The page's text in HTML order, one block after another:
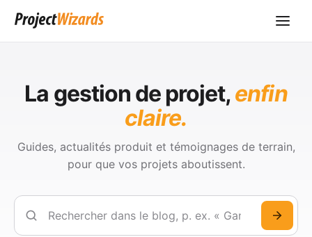
La gestion de projet,enfin
claire.
Guides, actualités produit et témoignages de terrain,
pour que vos projets aboutissent.
Rechercher